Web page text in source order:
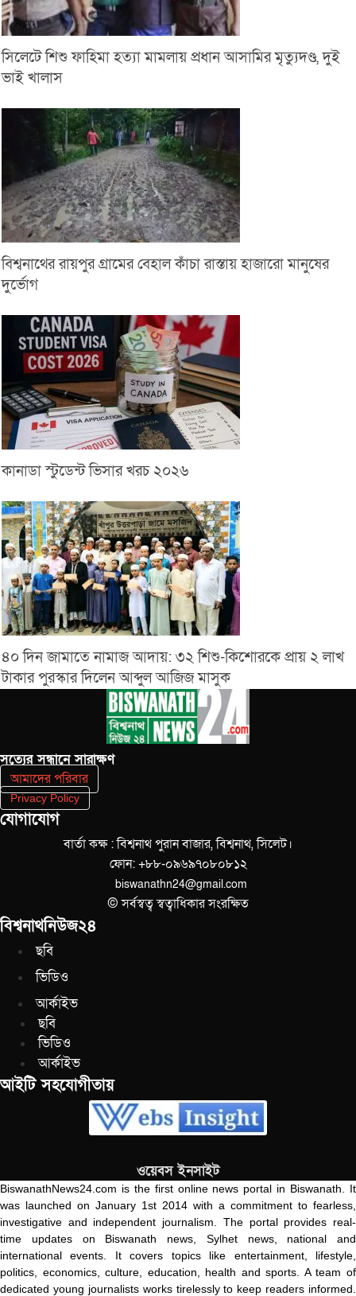
সিলেটে শিশু ফাহিমা হত্যা মামলায় প্রধান আসামির মৃত্যুদণ্ড, দুই
ভাই খালাস
বিশ্বনাথের রায়পুর গ্রামের বেহাল কাঁচা রাস্তায় হাজারো মানুষের
দুর্ভোগ
কানাডা স্টুডেন্ট ভিসার খরচ ২০২৬
৪০ দিন জামাতে নামাজ আদায়: ৩২ শিশু-কিশোরকে প্রায় ২ লাখ
টাকার পুরস্কার দিলেন আব্দুল আজিজ মাসুক
সত‌্যের সন্ধানে সারাক্ষণ
আমাদের পরিবার
Privacy Policy
যোগাযোগ
বার্তা কক্ষ : বিশ্বনাথ পুরান বাজার, বিশ্বনাথ, সিলেট।
ফোন: +৮৮-০৯৬৯৭০৮০৮১২
biswanathn24@gmail.com
© সর্বস্বত্ব স্বত্বাধিকার সংরক্ষিত
বিশ্বনাথনিউজ২৪
ছবি
ভিডিও
আর্কাইভ
ছবি
ভিডিও
আর্কাইভ
আইটি সহযোগীতায়
ওয়েবস ইনসাইট
BiswanathNews24.com is the first online news portal in Biswanath. It
was launched on January 1st 2014 with a commitment to fearless,
investigative and independent journalism. The portal provides real-
time updates on Biswanath news, Sylhet news, national and
international events. It covers topics like entertainment, lifestyle,
politics, economics, culture, education, health and sports. A team of
dedicated young journalists works tirelessly to keep readers informed.